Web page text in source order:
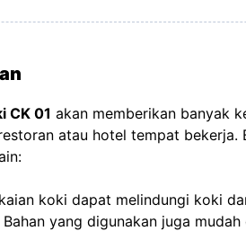
CK 01 akan memberikan banyak
atau hotel tempat bekerja.
koki dapat melindungi koki
yang digunakan juga